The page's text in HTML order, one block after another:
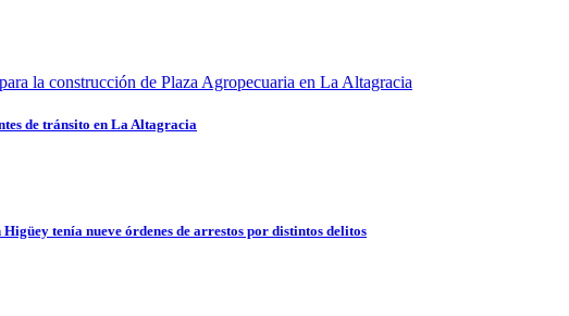
de tránsito en La Altagracia
tenía nueve órdenes de arrestos por distintos delitos